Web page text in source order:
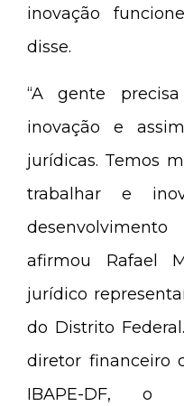
inovação
disse.
“A gente
inovação e
jurídicas. Temos
trabalhar e
afirmou Rafael
jurídico
do Distrito
diretor financeiro
IBAPE-DF, o